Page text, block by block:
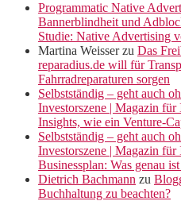
Programmatic Native
Bannerblindheit und
Studie: Native Advertising
Martina Weisserzu Das
reparadius.de will für
Fahrradreparaturen sorgen
Selbstständig – geht auch
Investorszene | Magazin
Insights, wie ein Venture-
Selbstständig – geht auch
Investorszene | Magazin
Businessplan: Was genau ist
Dietrich Bachmann zu
Buchhaltung zu beachten?